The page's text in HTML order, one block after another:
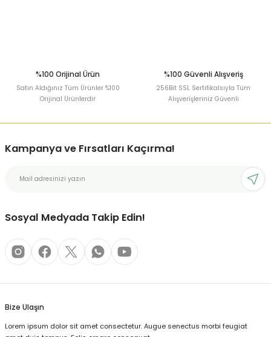
%100 Orijinal Ürün
Satın Aldığınız Tüm Ürünler %100
Orijinal Ürünlerdir
%100 Güvenli Alışveriş
256Bit SSL Sertifikalsıyla Tüm
Alışverişleriniz Güvenli
Kampanya ve Fırsatları Kaçırma!
Sosyal Medyada Takip Edin!
Bize Ulaşın
Lorem ipsum dolor sit amet consectetur. Augue senectus morbi feugiat